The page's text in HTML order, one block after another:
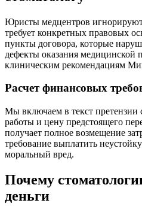
Юристы медцентров
требует конкретных правовых
пункты договора, которые
дефекты оказания медицинской
клиническим рекомендациям
Расчет финансовых
Мы включаем в текст претензии
работы и цену предстоящего
получает полное возмещение
требование выплатить
моральный вред.
Почему
деньги